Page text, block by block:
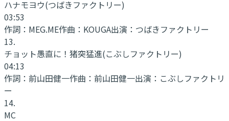
ハナモヨウ(つばきファクトリー)
03:53
作詞： MEG.ME作曲： KOUGA出演： つばきファクトリー
13.
チョット愚直に！猪突猛進(こぶしファクトリー)
04:13
作詞： 前山田健一作曲： 前山田健一出演： こぶしファクトリ
ー
14.
MC